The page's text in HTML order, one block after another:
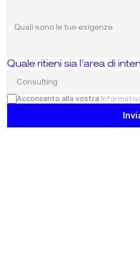
Quale ritieni sia l'area di
Acconsento alla vostra